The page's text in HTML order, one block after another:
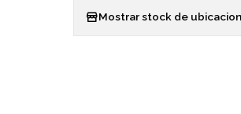
Mostrar stock de